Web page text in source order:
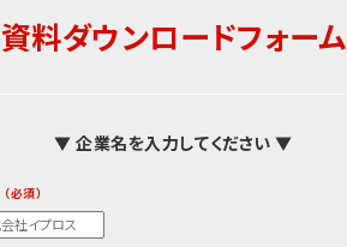
資料ダウンロードフォーム
▼ 企業名を入力してください ▼